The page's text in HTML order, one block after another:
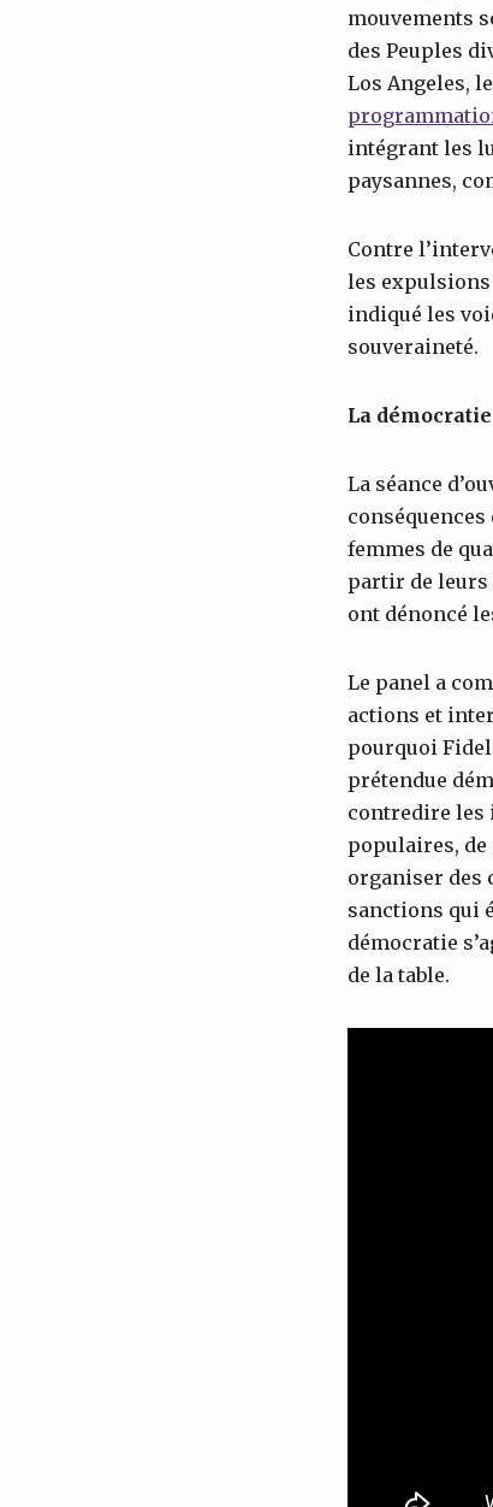
mouvements
des Peuples
Los Angeles,
intégrant les
paysannes,
Contre
les expulsions
indiqué les
souveraineté.
La
La séance
femmes de
partir de leurs
ont dénoncé
Le panel a
actions et
pourquoi Fidel
prétendue
contredire les
populaires, de
organiser des
sanctions qui
démocratie
de la table.